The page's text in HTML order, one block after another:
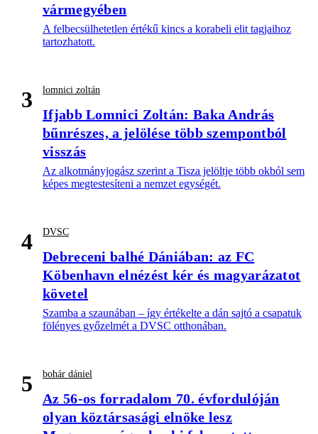
vármegyében
A felbecsülhetetlen értékű kincs a korabeli elit tagjaihoz
tartozhatott.
3 lomnici zoltán
Ifjabb Lomnici Zoltán: Baka András
bűnrészes, a jelölése több szempontból
visszás
Az alkotmányjogász szerint a Tisza jelöltje több okból sem
képes megtestesíteni a nemzet egységét.
4 DVSC
Debreceni balhé Dániában: az FC
Köbenhavn elnézést kér és magyarázatot
követel
Szamba a szaunában – így értékelte a dán sajtó a csapatuk
fölényes győzelmét a DVSC otthonában.
5 bohár dániel
Az 56-os forradalom 70. évfordulóján
olyan köztársasági elnöke lesz